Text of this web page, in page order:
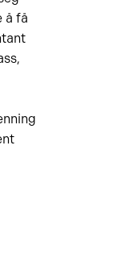
å få